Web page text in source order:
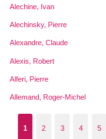
Alechine, Ivan
Alechinsky, Pierre
Alexandre, Claude
Alexis, Robert
Alferi, Pierre
Allemand, Roger-Michel
1 2 3 4 5